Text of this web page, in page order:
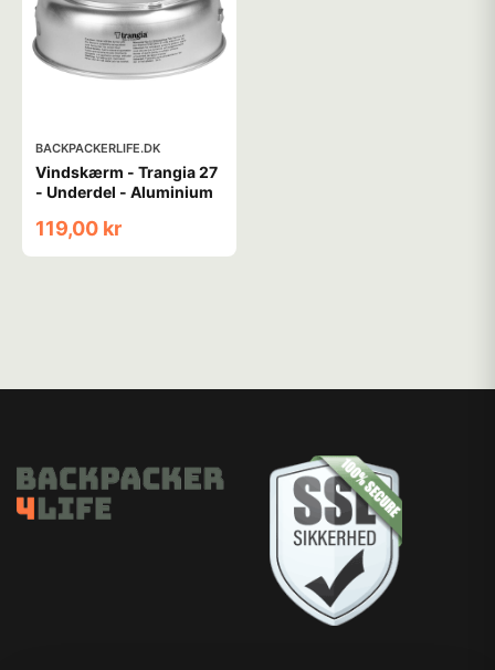
BACKPACKERLIFE.DK
Vindskærm - Trangia 27
- Underdel - Aluminium
119,00 kr